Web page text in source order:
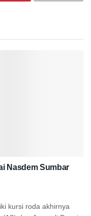
Nasdem Sumbar
kursi roda akhirnya